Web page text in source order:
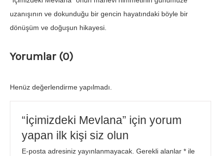
uzanışının ve dokunduğu bir gencin hayatındaki böyle bir
dönüşüm ve doğuşun hikayesi.
Yorumlar (0)
Henüz değerlendirme yapılmadı.
“İçimizdeki Mevlana” için yorum
yapan ilk kişi siz olun
E-posta adresiniz yayınlanmayacak. Gerekli alanlar* ile